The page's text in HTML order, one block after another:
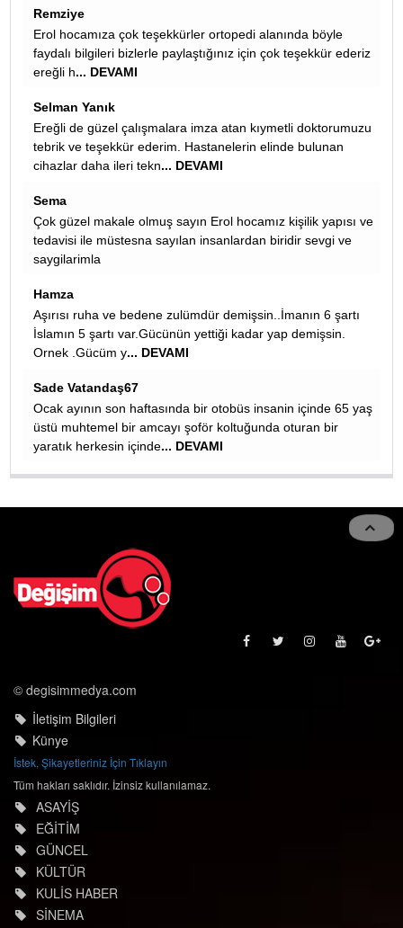
böyle
ederiz
doktorumuzu
bulunan
yapısı ve
sevgi ve
6 şartı
demişsin.
içinde 65 yaş
bir
Almanyada senede bir kac sefer kelle,paca,iskembe
vereyim diye israr eden afgan bakkala her sefer
gibi onlari yapan anneler coktan öldü ,yen
azmi alışkın
sevgili hüseyin: torpil meselesinde ak parti ve
çeşitli uygulamalarla torpil yapmayı bırakmadığı
yapılan her kural eksikli
Cemaatin hangi masajı aldığı önemli elbet.
REMZİYE TURKOGLU
Çok çok faydalı bilgiler ortepedi doktorumuz erol
fast-food besleniyorlar
Künye
İstek, Şikayetleriniz İçin Tıklayın
Tüm hakları saklıdır. İzinsiz kullanılamaz.
ASAYİŞ
GÜNCEL
KÜLTÜR
KULİS HABER
SİNEMA
TEKNOLOJİ
TÜRKİYE